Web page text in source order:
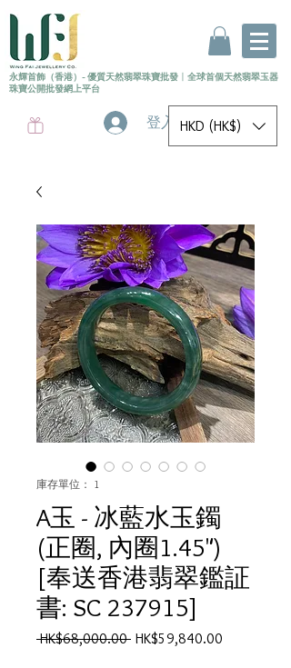
永輝首飾（香港）- 優質天然翡翠珠寶批發 〡 全球首個天然翡翠玉器
珠寶公開批發網上平台
登入 HKD (HK$)
庫存單位： 1
A玉 - 冰藍水玉鐲
(正圈, 內圈1.45")
[奉送香港翡翠鑑証
書: SC 237915]
HK$68,000.00 一HK$59,840.00